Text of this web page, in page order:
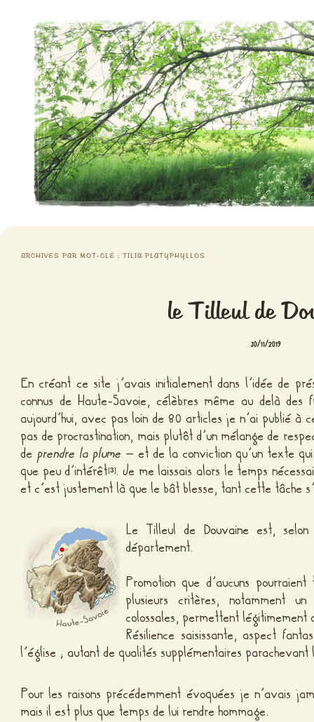
Meristemes
ARCHIVES PAR MOT-CLÉ :TILIA PLATYPHYLLOS
le Tilleul de
30/11/2019
En créant ce site j’avais initialement dans l’idée de
connus de Haute-Savoie, célèbres même au delà des
aujourd’hui, avec pas loin de 80 articles je n’ai publié à
pas de procrastination, mais plutôt d’un mélange de
deprendre la plume – et de la conviction qu’un texte
que peu d’intérêt[3]. Je me laissais alors le temps
et c’est justement là que le bât blesse, tant cette tâche
Le Tilleul de Douvaine est,
département.
Promotion que d’aucuns
plusieurs critères, notamment
colossales, permettent
Résilience saisissante, aspect
l’église ; autant de qualités supplémentaires
Pour les raisons précédemment évoquées je n’avais
mais il est plus que temps de lui rendre hommage.